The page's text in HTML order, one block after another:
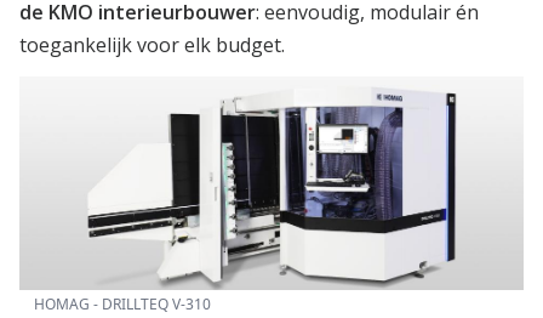
de KMO interieurbouwer: eenvoudig, modulair én
toegankelijk voor elk budget.
HOMAG - DRILLTEQ V-310